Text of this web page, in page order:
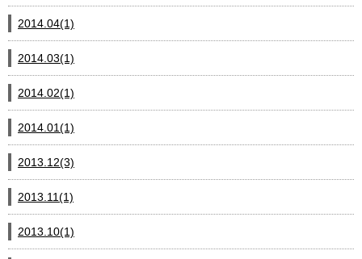
2014.04(1)
2014.03(1)
2014.02(1)
2014.01(1)
2013.12(3)
2013.11(1)
2013.10(1)